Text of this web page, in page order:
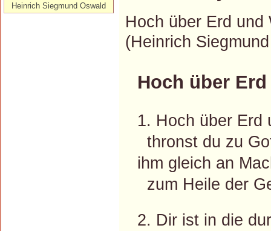
Hoch über Erd und
(Heinrich
Hoch über
1. Hoch über Erd
thronst du zu
ihm gleich an
zum Heile der
2. Dir ist in die
Heinrich Siegmund Oswald